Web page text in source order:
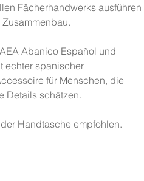
Fächerhandwerks ausführen
Abanico Español und
echter spanischer
für Menschen, die
Details schätzen.
Handtasche empfohlen.